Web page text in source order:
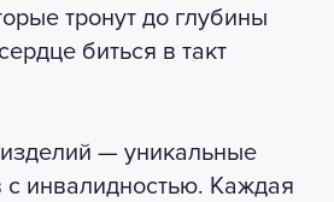
тронут до глубины
биться в такт
— уникальные
с инвалидностью. Каждая